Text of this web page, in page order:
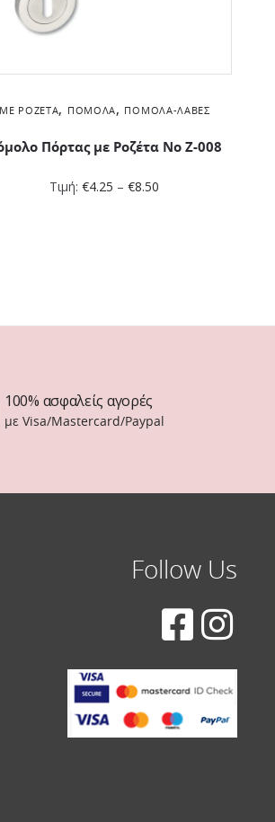
ΜΕ ΡΟΖΈΤΑ, ΠΌΜΟΛΑ, ΠΌΜΟΛΑ-ΛΑΒΈΣ
Πόρτας με Ροζέτα No Ζ-008
Τιμή:€4.25 –€8.50
100% ασφαλείς αγορές
με Visa/Mastercard/Paypal
Follow Us